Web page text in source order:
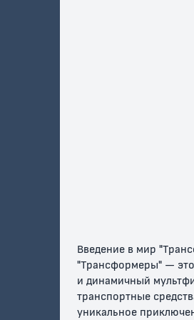
Введение в мир
"Трансформеры" — это
и динамичный
транспортные
уникальное